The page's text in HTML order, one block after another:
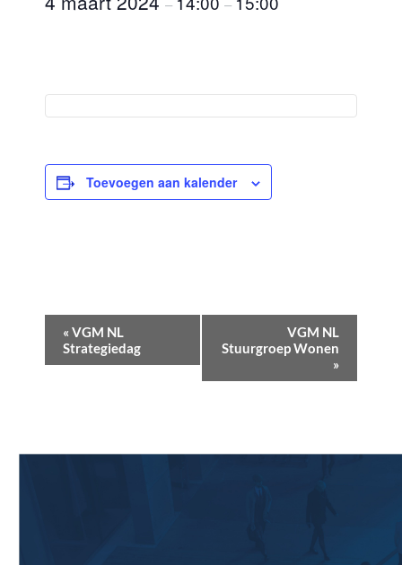
– –
Toevoegen aan kalender
m
« VGM NL
Strategiedag
VGM NL
Stuurgroep Wonen
»